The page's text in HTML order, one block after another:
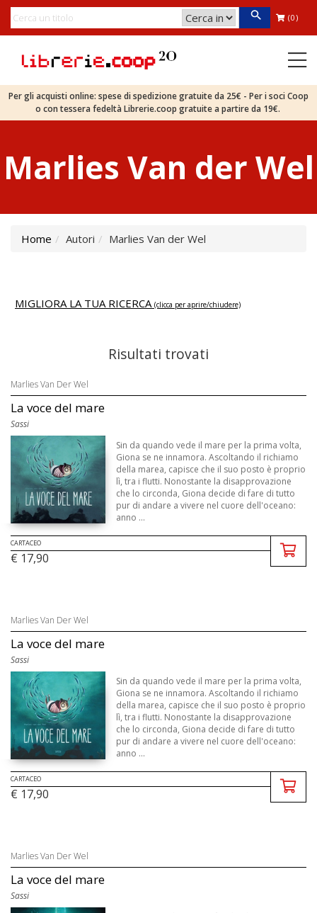
(0)
Per gli acquisti online: spese di spedizione gratuite da 25€ - Per i soci Coop
o con tessera fedeltà Librerie.coop gratuite a partire da 19€.
Marlies Van der Wel
Home Autori Marlies Van der Wel
MIGLIORA LA TUA RICERCA (clicca per aprire/chiudere)
Risultati trovati
Marlies Van Der Wel
La voce del mare
Sassi
Sin da quando vede il mare per la prima volta,
Giona se ne innamora. Ascoltando il richiamo
della marea, capisce che il suo posto è proprio
lì, tra i flutti. Nonostante la disapprovazione
che lo circonda, Giona decide di fare di tutto
pur di andare a vivere nel cuore dell'oceano:
anno ...
CARTACEO
€ 17,90
Marlies Van Der Wel
La voce del mare
Sassi
Sin da quando vede il mare per la prima volta,
Giona se ne innamora. Ascoltando il richiamo
della marea, capisce che il suo posto è proprio
lì, tra i flutti. Nonostante la disapprovazione
che lo circonda, Giona decide di fare di tutto
pur di andare a vivere nel cuore dell'oceano:
anno ...
CARTACEO
€ 17,90
Marlies Van Der Wel
La voce del mare
Sassi